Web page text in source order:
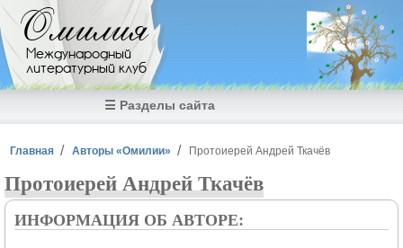
Перейти к основному содержанию
Омилия
Международный
литературный клуб
☰ Разделы сайта
Вы здесь
Главная Авторы «Омилии» Протоиерей Андрей Ткачёв
Протоиерей Андрей Ткачёв
ИНФОРМАЦИЯ ОБ АВТОРЕ: